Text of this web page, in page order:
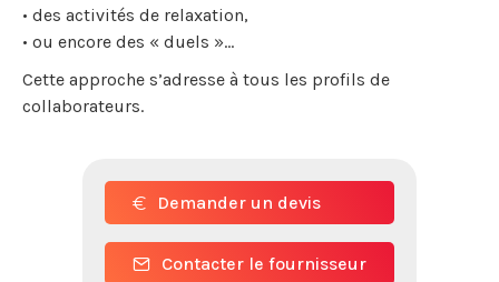
• des activités de relaxation,
• ou encore des « duels »…
Cette approche s’adresse à tous les profils de
collaborateurs.
Demander un devis
Contacter le fournisseur